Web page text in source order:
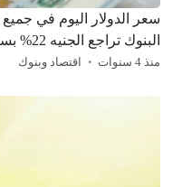
البنوك تراجع الجنيه 22% بساعات
منذ 4 سنوات اقتصاد وبنوك